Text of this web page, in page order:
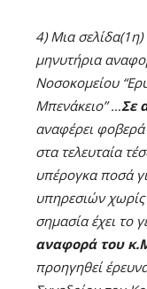
4) Mια
μηνυτήρια
Νοσοκομείου
Μπενάκειο” …Σε
αναφέρει φοβερά
στα τελευταία
υπέρογκα ποσά
υπηρεσιών
σημασία έχει το
αναφορά του
προηγηθεί